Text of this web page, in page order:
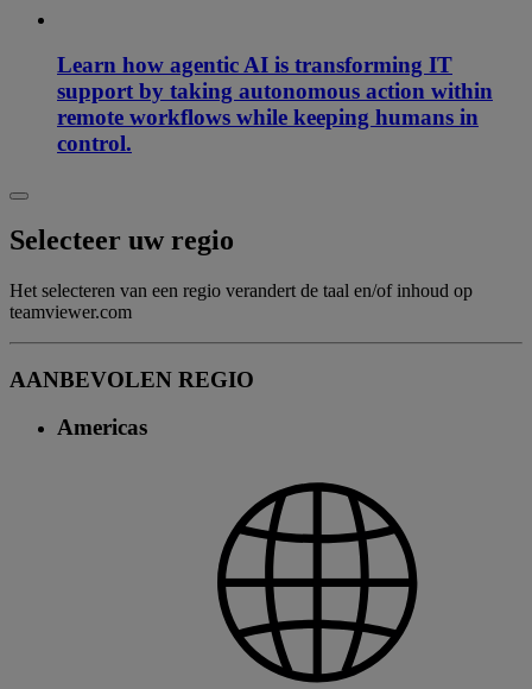
Learn how agentic AI is transforming IT
support by taking autonomous action within
remote workflows while keeping humans in
control.
Selecteer uw regio
Het selecteren van een regio verandert de taal en/of inhoud op
teamviewer.com
AANBEVOLEN REGIO
Americas